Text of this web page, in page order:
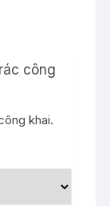
công
khai.